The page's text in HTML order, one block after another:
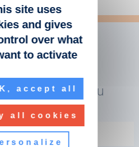
la newsletter
courant de l'actu
adresse email
site uses
and gives
over what
to activate
accept all
all cookies